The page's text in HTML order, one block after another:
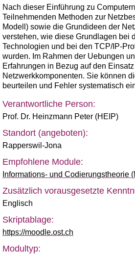
Nach dieser Einführung zu
Teilnehmenden Methoden zur
Modell) sowie die Grundideen der
verstehen, wie diese Grundlagen bei
Technologien und bei den TCP/IP-
wurden. Im Rahmen der Uebungen
Erfahrungen in Bezug auf den
Netzwerkkomponenten. Sie können
beurteilen und Fehler systematisch
Verantwortliche Person:
Prof. Dr. Heinzmann Peter (HEIP)
Standort (angeboten):
Rapperswil-Jona
Empfohlene Module:
Informations- und Codierungstheorie
Zusätzlich vorausgesetzte
Englisch
Skriptablage:
https://moodle.ost.ch
Modultyp: